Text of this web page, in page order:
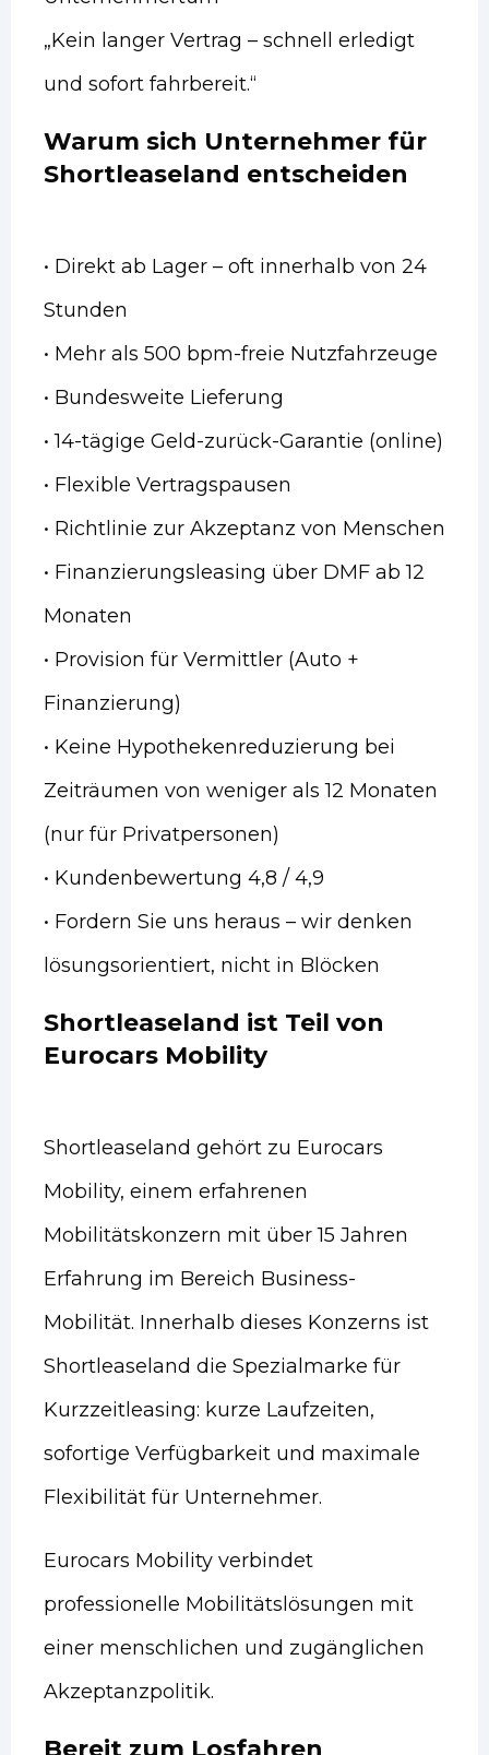
„Kein langer Vertrag – schnell erledigt
und sofort fahrbereit.“
Warum sich Unternehmer für
Shortleaseland entscheiden
• Direkt ab Lager – oft innerhalb von 24
Stunden
• Mehr als 500 bpm-freie Nutzfahrzeuge
• Bundesweite Lieferung
• 14-tägige Geld-zurück-Garantie (online)
• Flexible Vertragspausen
• Richtlinie zur Akzeptanz von Menschen
• Finanzierungsleasing über DMF ab 12
Monaten
• Provision für Vermittler (Auto +
Finanzierung)
• Keine Hypothekenreduzierung bei
Zeiträumen von weniger als 12 Monaten
(nur für Privatpersonen)
• Kundenbewertung 4,8 / 4,9
• Fordern Sie uns heraus – wir denken
lösungsorientiert, nicht in Blöcken
Shortleaseland ist Teil von
Eurocars Mobility
Shortleaseland gehört zu Eurocars
Mobility, einem erfahrenen
Mobilitätskonzern mit über 15 Jahren
Erfahrung im Bereich Business-
Mobilität. Innerhalb dieses Konzerns ist
Shortleaseland die Spezialmarke für
Kurzzeitleasing: kurze Laufzeiten,
sofortige Verfügbarkeit und maximale
Flexibilität für Unternehmer.
Eurocars Mobility verbindet
professionelle Mobilitätslösungen mit
einer menschlichen und zugänglichen
Akzeptanzpolitik.